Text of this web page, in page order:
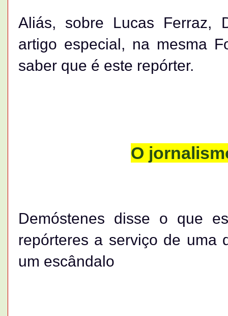
Aliás, sobre Lucas Ferraz,
artigo especial, na mesma
saber que é este repórter.
O
Demóstenes disse o que
repórteres a serviço de uma
um escândalo